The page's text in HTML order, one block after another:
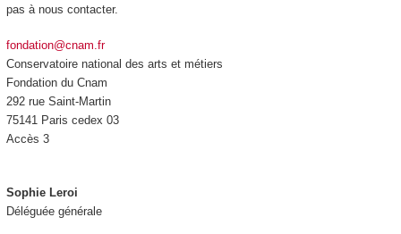
pas à nous contacter.
fondation@cnam.fr
Conservatoire national des arts et métiers
Fondation du Cnam
292 rue Saint-Martin
75141 Paris cedex 03
Accès 3
Sophie Leroi
Déléguée générale